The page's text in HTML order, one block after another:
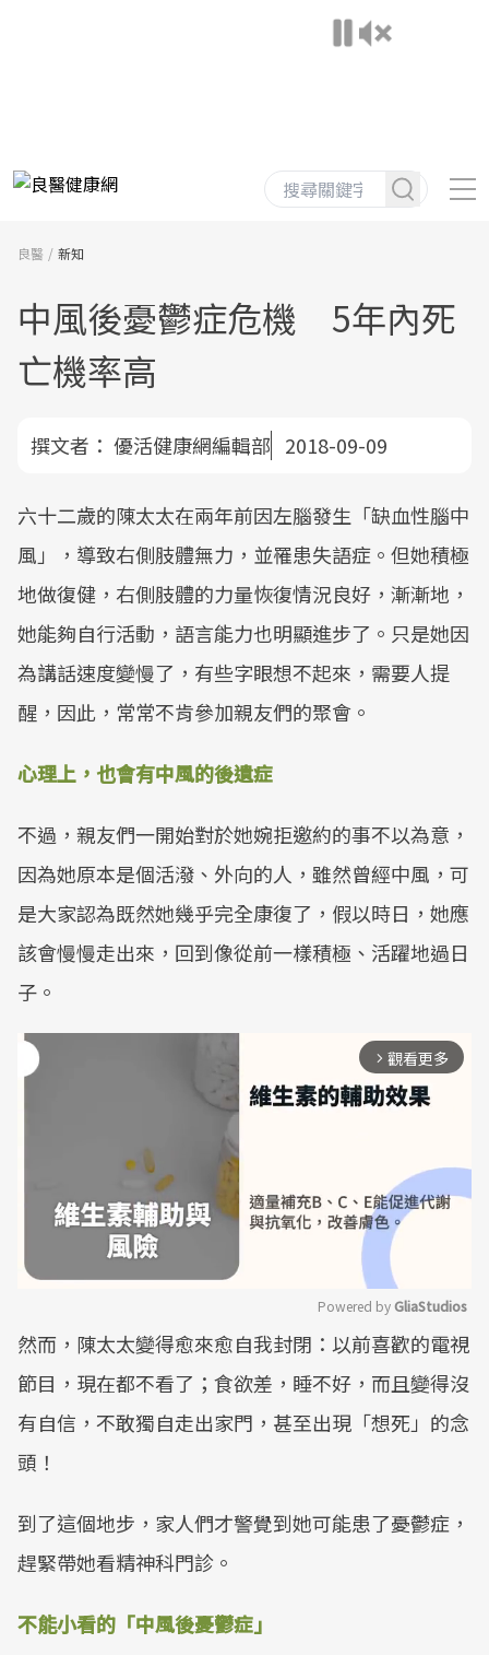
良醫 新知
中風後憂鬱症危機 5年內死
亡機率高
撰文者： 優活健康網編輯部 2018-09-09
六十二歲的陳太太在兩年前因左腦發生「缺血性腦中
風」，導致右側肢體無力，並罹患失語症。但她積極
地做復健，右側肢體的力量恢復情況良好，漸漸地，
她能夠自行活動，語言能力也明顯進步了。只是她因
為講話速度變慢了，有些字眼想不起來，需要人提
醒，因此，常常不肯參加親友們的聚會。
心理上，也會有中風的後遺症
不過，親友們一開始對於她婉拒邀約的事不以為意，
因為她原本是個活潑、外向的人，雖然曾經中風，可
是大家認為既然她幾乎完全康復了，假以時日，她應
該會慢慢走出來，回到像從前一樣積極、活躍地過日
子。
arrow_forward_ios 觀看更多
Mute
Powered by GliaStudios
然而，陳太太變得愈來愈自我封閉：以前喜歡的電視
節目，現在都不看了；食欲差，睡不好，而且變得沒
有自信，不敢獨自走出家門，甚至出現「想死」的念
頭！
到了這個地步，家人們才警覺到她可能患了憂鬱症，
趕緊帶她看精神科門診。
不能小看的「中風後憂鬱症」